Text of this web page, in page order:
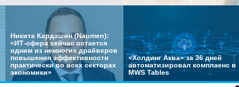
Никита Кардашин (Naumen):
«ИТ-сфера сейчас остается
одним из немногих драйверов
повышения эффективности
практически во всех секторах
экономики»
«Холдинг Аква» за 36 дней
автоматизировал комплаенс в
MWS Tables